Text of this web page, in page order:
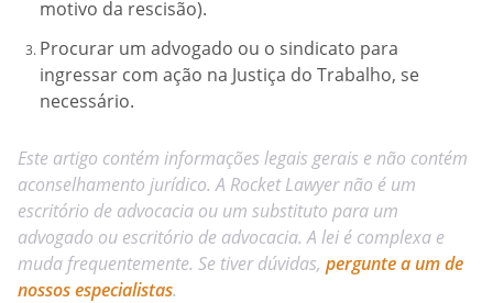
motivo da rescisão).
Procurar um advogado ou o sindicato para
ingressar com ação na Justiça do Trabalho, se
necessário.
Este artigo contém informações legais gerais e não contém
aconselhamento jurídico. A Rocket Lawyer não é um
escritório de advocacia ou um substituto para um
advogado ou escritório de advocacia. A lei é complexa e
muda frequentemente. Se tiver dúvidas, pergunte a um de
nossos especialistas.